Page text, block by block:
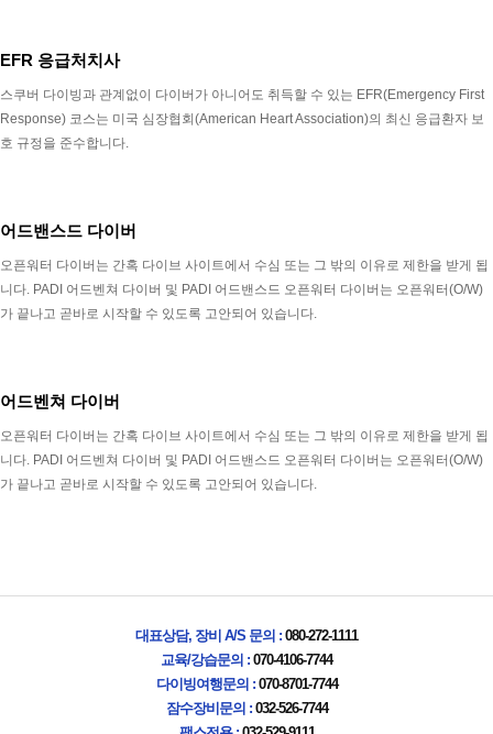
EFR 응급처치사
스쿠버 다이빙과 관계없이 다이버가 아니어도 취득할 수 있는 EFR(Emergency First
Response) 코스는 미국 심장협회(American Heart Association)의 최신 응급환자 보
호 규정을 준수합니다.
어드밴스드 다이버
오픈워터 다이버는 간혹 다이브 사이트에서 수심 또는 그 밖의 이유로 제한을 받게 됩
니다. PADI 어드벤쳐 다이버 및 PADI 어드밴스드 오픈워터 다이버는 오픈워터(O/W)
가 끝나고 곧바로 시작할 수 있도록 고안되어 있습니다.
어드벤쳐 다이버
오픈워터 다이버는 간혹 다이브 사이트에서 수심 또는 그 밖의 이유로 제한을 받게 됩
니다. PADI 어드벤쳐 다이버 및 PADI 어드밴스드 오픈워터 다이버는 오픈워터(O/W)
가 끝나고 곧바로 시작할 수 있도록 고안되어 있습니다.
대표상담, 장비 A/S 문의 : 080-272-1111
교육/강습문의 : 070-4106-7744
다이빙여행문의 :070-8701-7744
잠수장비문의 :032-526-7744